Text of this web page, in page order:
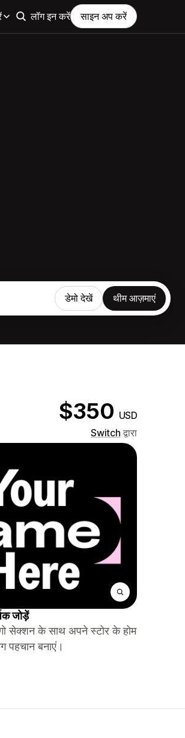
लॉग इन करें साइन अप करें
डेमो देखें थीम आज़माएं
$350 USD
Switch द्वारा
जोड़ें
सेक्शन के साथ अपने स्टोर के होम
बनाएं।